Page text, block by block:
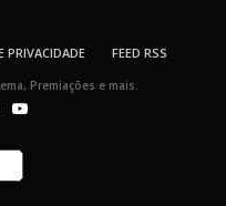
PRIVACIDADE FEED RSS
Premiações e mais.